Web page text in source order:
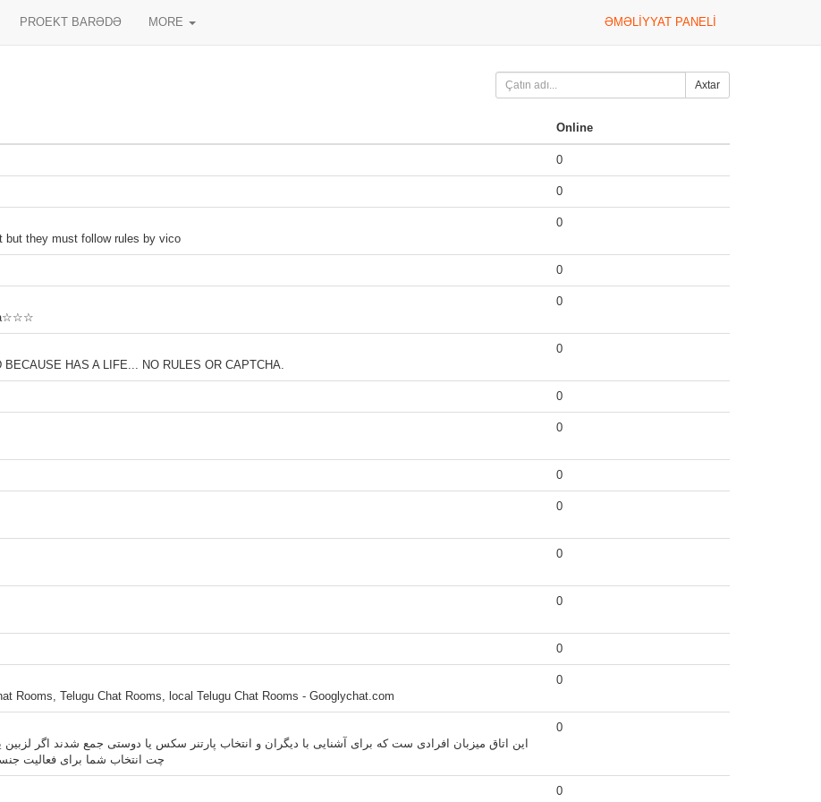
PROEKT BARƏDƏ MORE ƏMƏLIYYAT PANELI
Axtar
Online
0
0
but they must follow rules by vico
0
0
0
HAS A LIFE... NO RULES OR CAPTCHA.
0
0
0
0
0
0
0
0
Rooms, Telugu Chat Rooms, local Telugu Chat Rooms - Googlychat.com
0
این اتاق میزبان افرادی ست که برای آشنایی با دیگران و انتخاب پارتنر سکس یا دوستی جمع شدند اگر
چت انتخاب شما برای فعالیت
0
0